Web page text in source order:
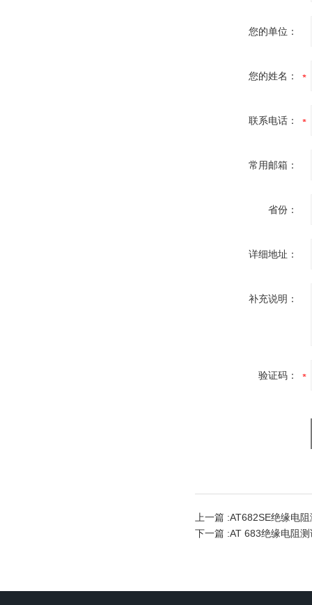
您的单位：
您的姓名：
联系电话：
常用邮箱：
省份：
详细地址：
补充说明：
验证码：
上一篇 :AT682SE绝缘电
下一篇 :AT 683绝缘电阻测